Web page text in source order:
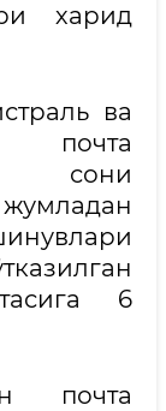
харид
ва
сони
6
почта